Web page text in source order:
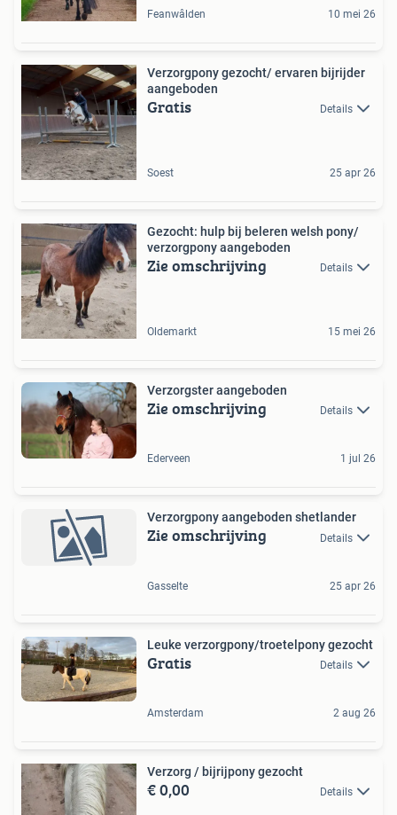
Feanwâlden 10 mei 26
Verzorgpony gezocht/ ervaren bijrijder
aangeboden
Gratis Details
Soest 25 apr 26
Gezocht: hulp bij beleren welsh pony/
verzorgpony aangeboden
Zie omschrijving Details
Oldemarkt 15 mei 26
Verzorgster aangeboden
Zie omschrijving Details
Ederveen 1 jul 26
Verzorgpony aangeboden shetlander
Zie omschrijving Details
Gasselte 25 apr 26
Leuke verzorgpony/troetelpony gezocht
Gratis Details
Amsterdam 2 aug 26
Verzorg / bijrijpony gezocht
€ 0,00 Details